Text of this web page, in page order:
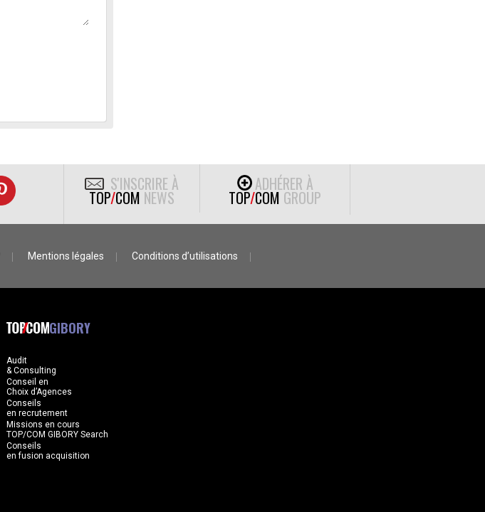
S'INSCRIRE À
TOP/COM NEWS
ADHÉRER À
TOP/COM GROUP
Mentions légales Conditions d’utilisations
GIBORY
Audit
& Consulting
Conseil en
Choix d’Agences
Conseils
en recrutement
Missions en cours
TOP/COM GIBORY Search
Conseils
en fusion acquisition